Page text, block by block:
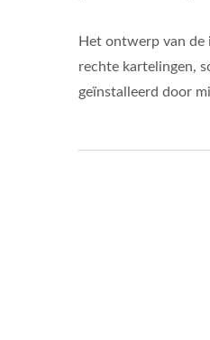
Het ontwerp van de
rechte kartelingen,
geïnstalleerd door